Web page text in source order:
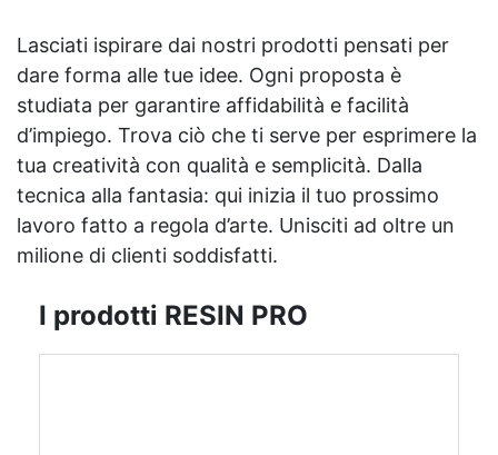
Lasciati ispirare dai nostri prodotti pensati per
dare forma alle tue idee. Ogni proposta è
studiata per garantire affidabilità e facilità
d’impiego. Trova ciò che ti serve per esprimere la
tua creatività con qualità e semplicità. Dalla
tecnica alla fantasia: qui inizia il tuo prossimo
lavoro fatto a regola d’arte. Unisciti ad oltre un
milione di clienti soddisfatti.
I prodotti RESIN PRO